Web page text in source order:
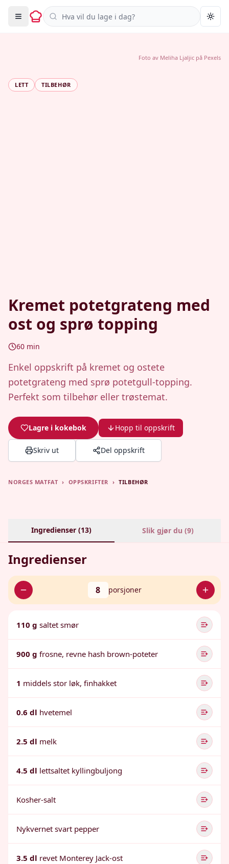
Søk i oppskrifter
LETT TILBEHØR
Kremet potetgrateng med
ost og sprø topping
60 min
Enkel oppskrift på kremet og ostete
potetgrateng med sprø potetgull-topping.
Perfekt som tilbehør eller trøstemat.
Lagre i kokebok Hopp til oppskrift
Skriv ut Del oppskrift
Foto av Meliha Ljaljic på Pexels
NORGES MATFAT › OPPSKRIFTER › TILBEHØR
Ingredienser (13) Slik gjør du (9)
Ingredienser
8 porsjoner
110 g saltet smør
900 g frosne, revne hash brown-poteter
1 middels stor løk, finhakket
0.6 dl hvetemel
2.5 dl melk
4.5 dl lettsaltet kyllingbuljong
Kosher-salt
Nykvernet svart pepper
3.5 dl revet Monterey Jack-ost